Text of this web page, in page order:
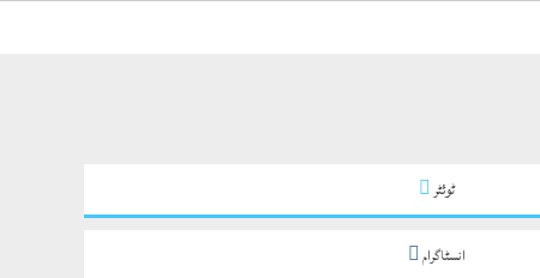
ٹوئٹر
انسٹاگرام